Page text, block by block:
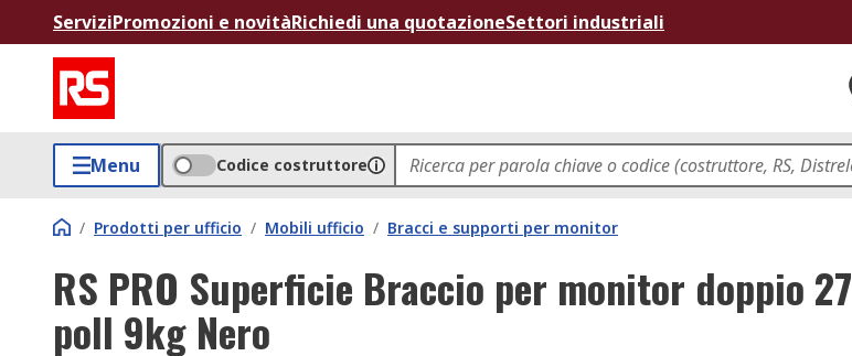
ServiziPromozioni e novitàRichiedi una quotazioneSettori industriali
Menu Codice costruttore
/ Prodotti per ufficio / Mobili ufficio / Bracci e supporti per monitor
RS PRO Superficie Braccio per monitor doppio 27
poll 9kg Nero